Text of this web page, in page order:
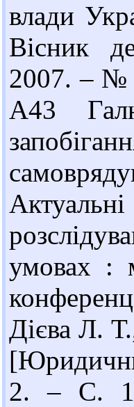
влади
Вісник
2007. – №
А43
умовах :
Дієва Л.
2. – С.